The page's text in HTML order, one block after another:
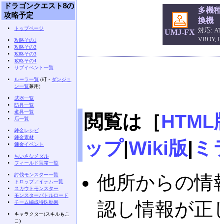
UMJ-FX
多機
換機
対応:
VBOY,
閲覧は［HTML
ップ|Wiki版| ミ
他所からの情
認し情報が
ドラゴンクエスト8の
攻略予定
トップページ
攻略その1
攻略その2
攻略その3
攻略その4
サブイベント一覧
ルーラ一覧 (町・ ダンジョ
ン一覧兼用)
武器一覧
防具一覧
道具一覧
店一覧
錬金レシピ
錬金素材
錬金イベント
ちいさなメダル
フィールド宝箱一覧
討伐モンスター一覧
ドロップアイテム一覧
スカウトモンスター
モンスターバトルロード
チーム編成特殊効果
キャラクター(スキルもこ
こ)